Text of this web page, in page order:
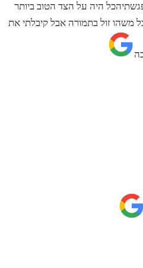
היה על הצד הטוב ביותר
משהו זול בתמורה אבל קיבלתי את